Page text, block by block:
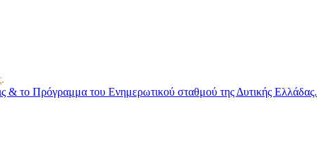
& το Πρόγραμμα του Ενημερωτικού σταθμού της Δυτικής Ελλάδας.